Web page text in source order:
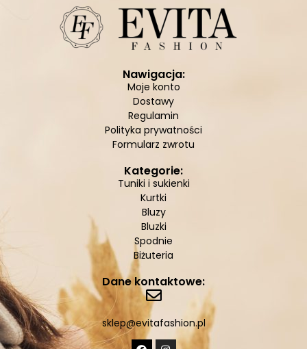
Nawigacja:
Moje konto
Dostawy
Regulamin
Polityka prywatności
Formularz zwrotu
Kategorie:
Tuniki i sukienki
Kurtki
Bluzy
Bluzki
Spodnie
Biżuteria
Dane kontaktowe:
sklep@evitafashion.pl